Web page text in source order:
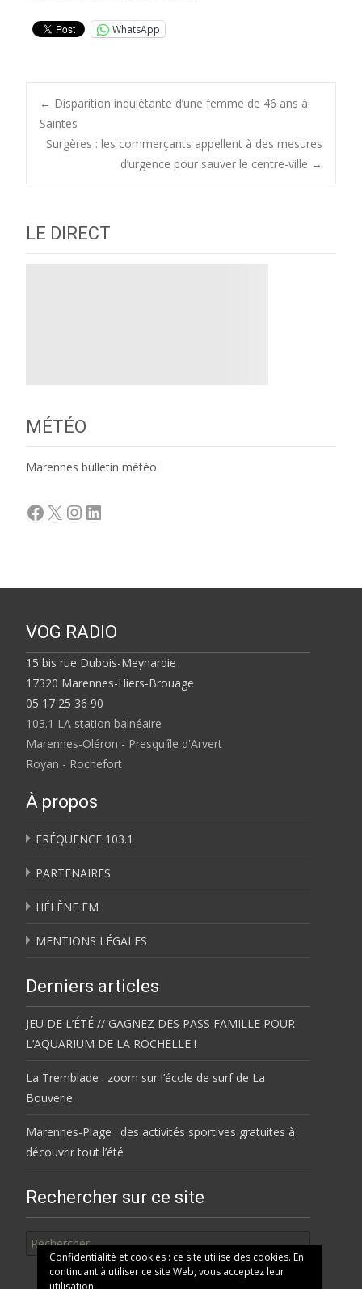
WhatsApp
Post
navigation
← Disparition inquiétante d’une femme de 46 ans à
Saintes
Surgères : les commerçants appellent à des mesures
d’urgence pour sauver le centre-ville →
LE DIRECT
MÉTÉO
Marennes bulletin météo
Facebook
X Instagram
LinkedIn
VOG RADIO
15 bis rue Dubois-Meynardie
17320 Marennes-Hiers-Brouage
05 17 25 36 90
103.1 LA station balnéaire
Marennes-Oléron - Presqu'île d'Arvert
Royan - Rochefort
À propos
FRÉQUENCE 103.1
PARTENAIRES
HÉLÈNE FM
MENTIONS LÉGALES
Derniers articles
JEU DE L’ÉTÉ // GAGNEZ DES PASS FAMILLE POUR
L’AQUARIUM DE LA ROCHELLE !
La Tremblade : zoom sur l’école de surf de La
Bouverie
Marennes-Plage : des activités sportives gratuites à
découvrir tout l’été
Rechercher sur ce site
Confidentialité et cookies : ce site utilise des cookies. En
continuant à utiliser ce site Web, vous acceptez leur
utilisation.